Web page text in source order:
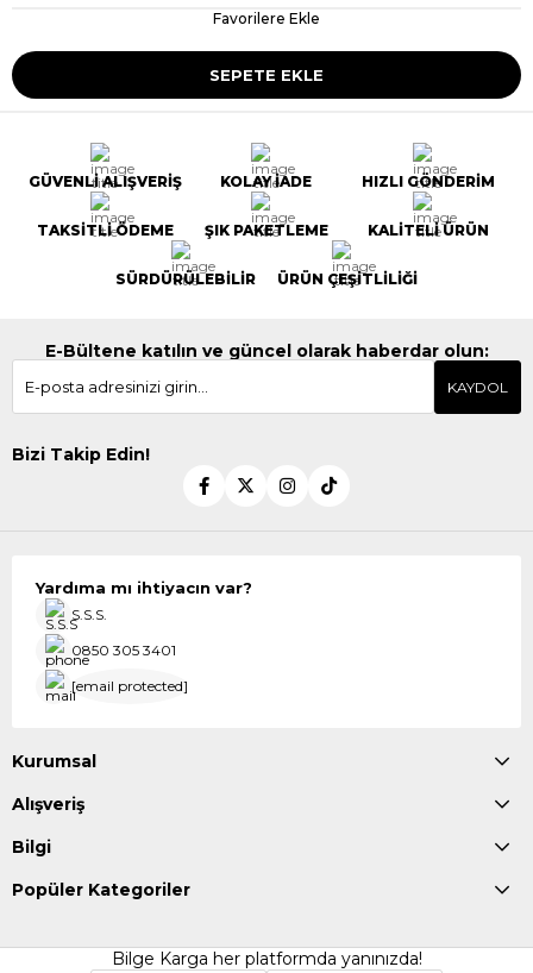
Favorilere Ekle
GÜVENLİ ALIŞVERİŞ KOLAY İADE HIZLI GÖNDERİM
TAKSİTLİ ÖDEME ŞIK PAKETLEME KALİTELİ ÜRÜN
SÜRDÜRÜLEBİLİR ÜRÜN ÇEŞİTLİLİĞİ
E-Bültene katılın ve güncel olarak haberdar olun:
KAYDOL
Bizi Takip Edin!
Yardıma mı ihtiyacın var?
S.S.S.
0850 305 3401
[email protected]
Kurumsal
Alışveriş
Bilgi
Popüler Kategoriler
Bilge Karga her platformda yanınızda!